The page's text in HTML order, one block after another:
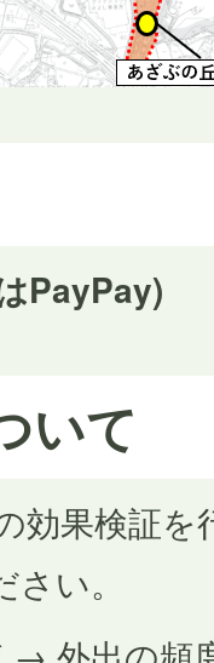
PayPay)
いて
効果検証
い。